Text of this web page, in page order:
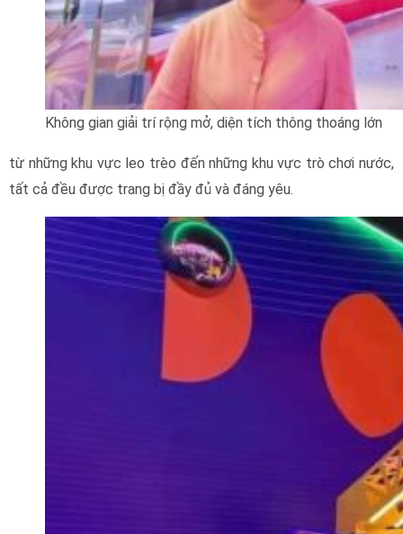
Không gian giải trí rộng mở, diện tích thông thoáng lớn
từ những khu vực leo trèo đến những khu vực trò chơi nước,
tất cả đều được trang bị đầy đủ và đáng yêu.